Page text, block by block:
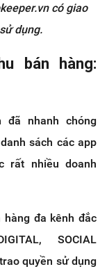
có giao
dụng.
bán hàng:
đã nhanh chóng
sách các app
rất nhiều doanh
hàng đa kênh đắc
SOCIAL
quyền sử dụng